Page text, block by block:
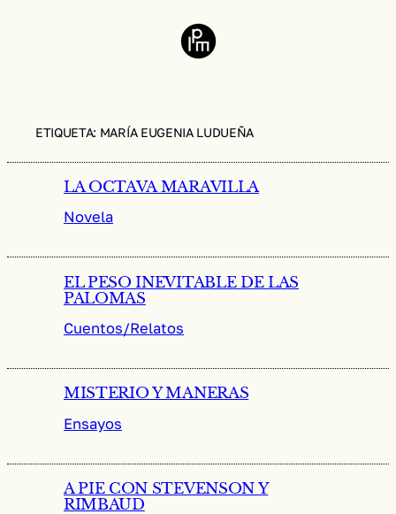
ETIQUETA: MARÍA EUGENIA LUDUEÑA
LA OCTAVA MARAVILLA
Novela
EL PESO INEVITABLE DE LAS
PALOMAS
Cuentos/Relatos
MISTERIO Y MANERAS
Ensayos
A PIE CON STEVENSON Y
RIMBAUD